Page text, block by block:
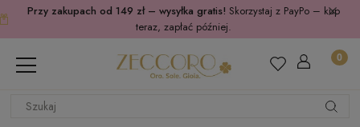
Przy zakupach od 149 zł – wysyłka gratis! Skorzystaj z PayPo – kup
teraz, zapłać później.